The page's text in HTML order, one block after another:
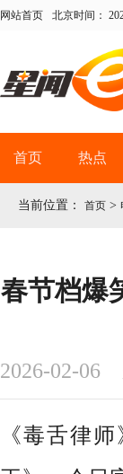
网站首页 北京时间：
首页 热点
当前位置： 首页 >
春节档爆
2026-02-06
《毒舌律